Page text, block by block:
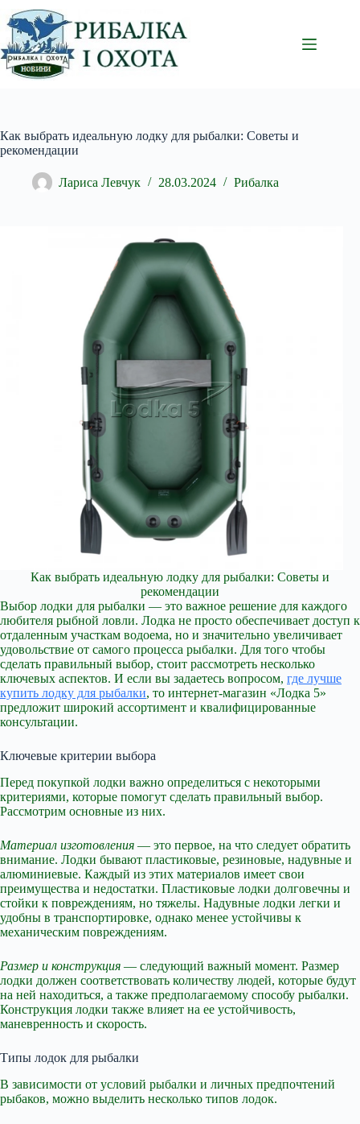
Перейти
до
вмісту
Как выбрать идеальную лодку для рыбалки: Советы и
рекомендации
Лариса Левчук 28.03.2024 Рибалка
Как выбрать идеальную лодку для рыбалки: Советы и
рекомендации
Выбор лодки для рыбалки — это важное решение для каждого
любителя рыбной ловли. Лодка не просто обеспечивает доступ к
отдаленным участкам водоема, но и значительно увеличивает
удовольствие от самого процесса рыбалки. Для того чтобы
сделать правильный выбор, стоит рассмотреть несколько
ключевых аспектов. И если вы задаетесь вопросом, где лучше
купить лодку для рыбалки, то интернет-магазин «Лодка 5»
предложит широкий ассортимент и квалифицированные
консультации.
Ключевые критерии выбора
Перед покупкой лодки важно определиться с некоторыми
критериями, которые помогут сделать правильный выбор.
Рассмотрим основные из них.
Материал изготовления — это первое, на что следует обратить
внимание. Лодки бывают пластиковые, резиновые, надувные и
алюминиевые. Каждый из этих материалов имеет свои
преимущества и недостатки. Пластиковые лодки долговечны и
стойки к повреждениям, но тяжелы. Надувные лодки легки и
удобны в транспортировке, однако менее устойчивы к
механическим повреждениям.
Размер и конструкция — следующий важный момент. Размер
лодки должен соответствовать количеству людей, которые будут
на ней находиться, а также предполагаемому способу рыбалки.
Конструкция лодки также влияет на ее устойчивость,
маневренность и скорость.
Типы лодок для рыбалки
В зависимости от условий рыбалки и личных предпочтений
рыбаков, можно выделить несколько типов лодок.